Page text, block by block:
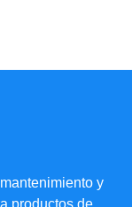
y
productos de